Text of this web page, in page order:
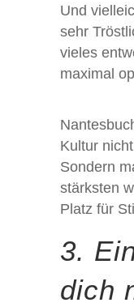
Und
sehr
vieles
maximal
Kultur
Sondern
stärksten
Platz für
3.
dich